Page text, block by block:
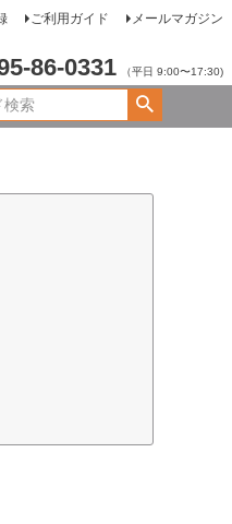
ご利用ガイド メールマガジン
86-0331 （平日 9:00〜17:30)